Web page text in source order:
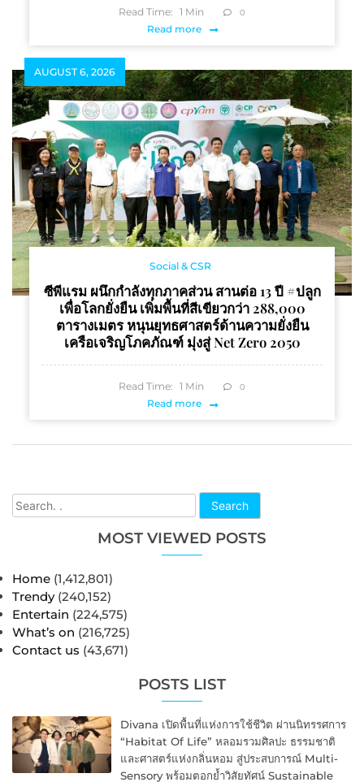
Search
MOST VIEWED POSTS
Home (1,412,801)
Trendy (240,152)
Entertain (224,575)
What’s on (216,725)
Contact us (43,671)
POSTS LIST
Divana เปิดพื้นที่แห่งการใช้ชีวิต ผ่านนิทรรศการ
“Habitat Of Life” หลอมรวมศิลปะ ธรรมชาติ
และศาสตร์แห่งกลิ่นหอม สู่ประสบการณ์ Multi-
Sensory พร้อมตอกย้ำวิสัยทัศน์ Sustainable
Read Time: 1 Min 0
Read more
AUGUST 6, 2026
Social & CSR
ซีพีแรม ผนึกกำลังทุกภาคส่วน สานต่อ 13 ปี #ปลูก
เพื่อโลกยั่งยืน เพิ่มพื้นที่สีเขียวกว่า 288,000
ตารางเมตร หนุนยุทธศาสตร์ด้านความยั่งยืน
เครือเจริญโภคภัณฑ์ มุ่งสู่ Net Zero 2050
Read Time: 1 Min 0
Read more